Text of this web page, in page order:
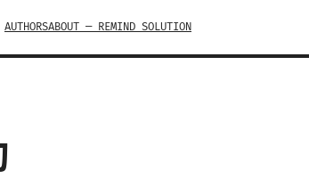
AUTHORSABOUT — REMIND SOLUTION